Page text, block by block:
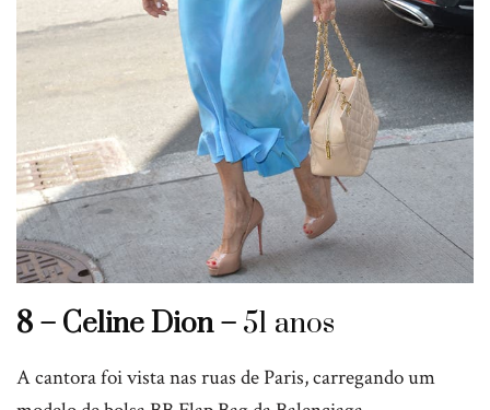
8 – Celine Dion – 51 anos
A cantora foi vista nas ruas de Paris, carregando um